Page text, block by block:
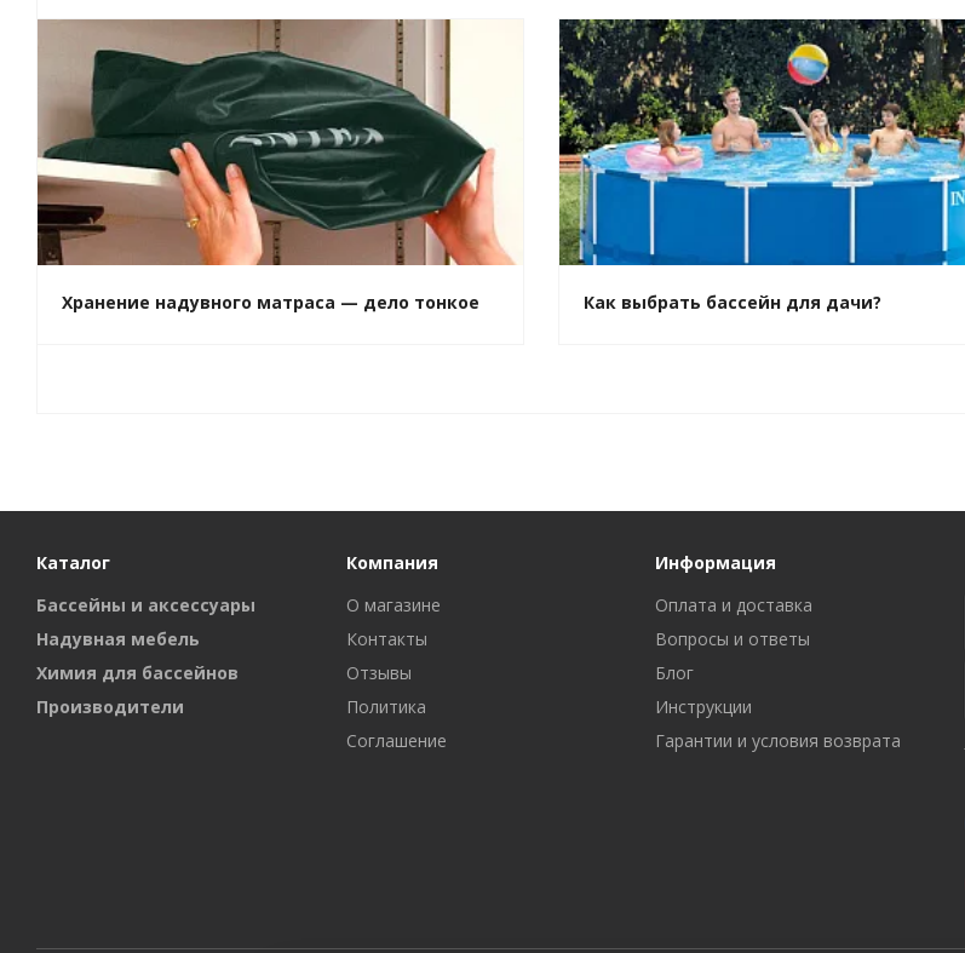
Хранение надувного матраса — дело тонкое Как выбрать бассейн для дачи?
Каталог
Бассейны и аксессуары
Надувная мебель
Химия для бассейнов
Производители
Компания
О магазине
Контакты
Отзывы
Политика
Соглашение
Информация
Оплата и доставка
Вопросы и ответы
Блог
Инструкции
Гарантии и условия возврата